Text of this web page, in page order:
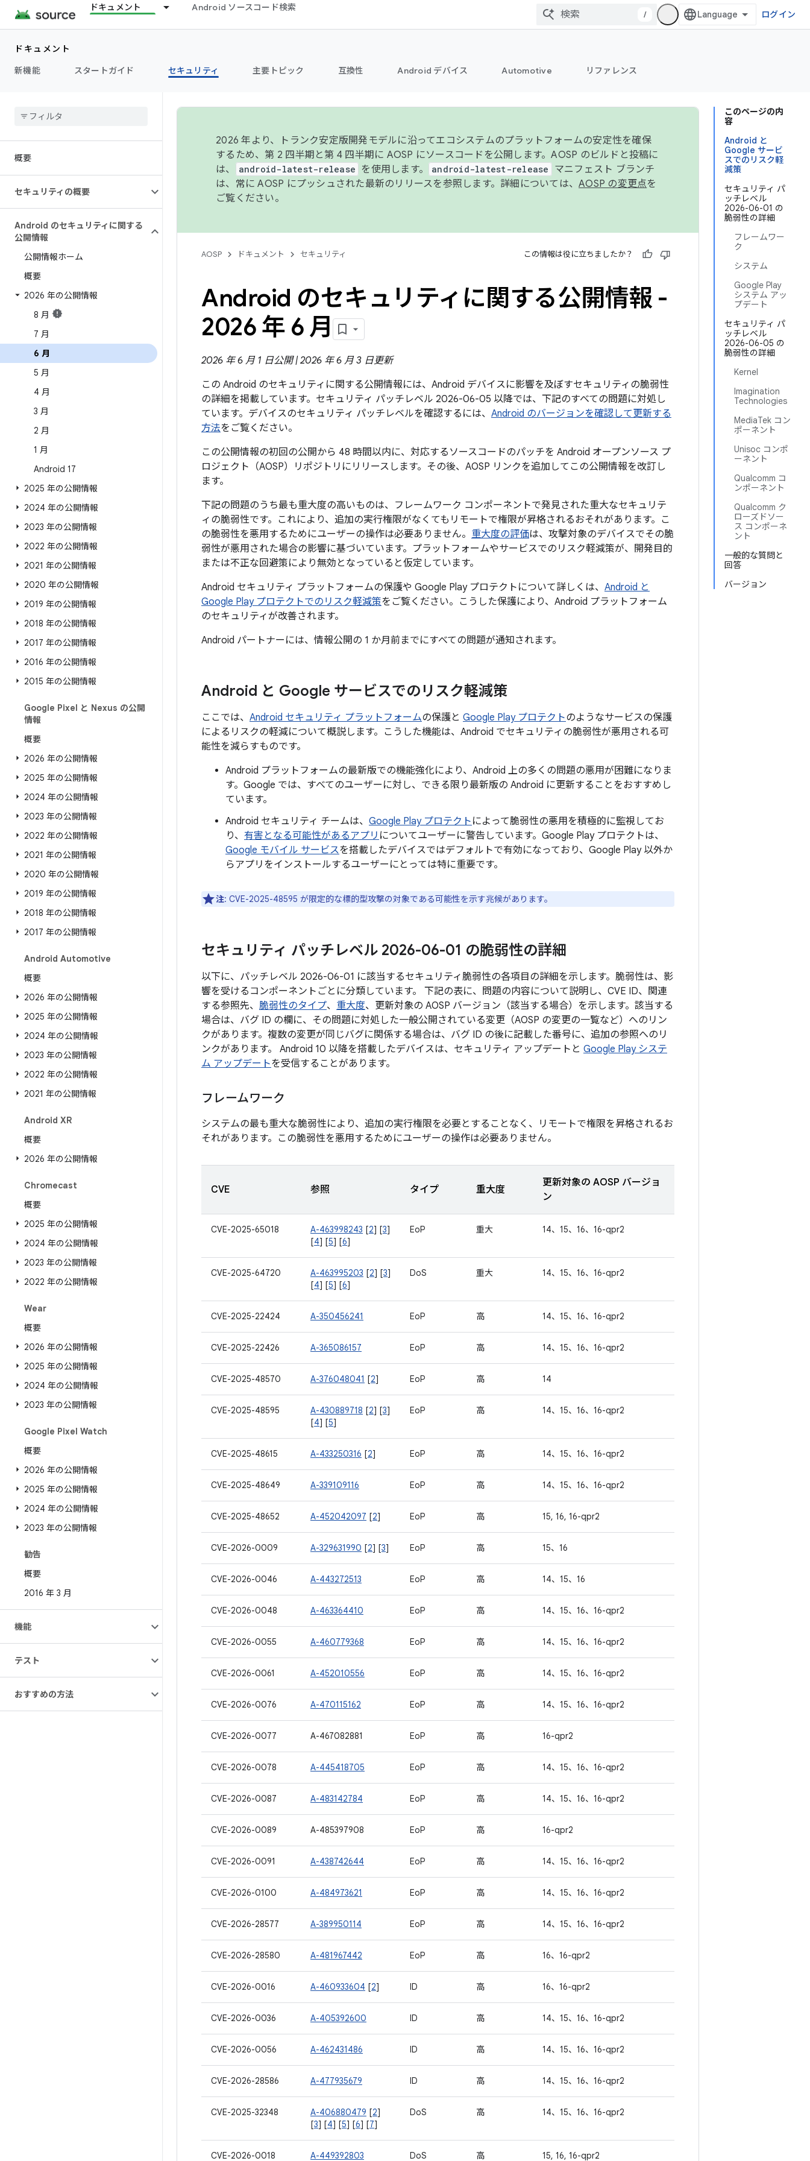
ドキュメント Android ソースコード検索
/ ログイン
ドキュメント
新機能
スタートガイド セキュリティ 主要トピック 互換性 Android デバイス Automotive リファレンス
概要
セキュリティの概要
Android のセキュリティに関する
公開情報
公開情報ホーム
概要
2026 年の公開情報
8 月
7 月
6 月
5 月
4 月
3 月
2 月
1 月
Android 17
2025 年の公開情報
2024 年の公開情報
2023 年の公開情報
2022 年の公開情報
2021 年の公開情報
2020 年の公開情報
2019 年の公開情報
2018 年の公開情報
2017 年の公開情報
2016 年の公開情報
2015 年の公開情報
Google Pixel と Nexus の公開
情報
概要
2026 年の公開情報
2025 年の公開情報
2024 年の公開情報
2023 年の公開情報
2022 年の公開情報
2021 年の公開情報
2020 年の公開情報
2019 年の公開情報
2018 年の公開情報
2017 年の公開情報
Android Automotive
概要
2026 年の公開情報
2025 年の公開情報
2024 年の公開情報
2023 年の公開情報
2022 年の公開情報
2021 年の公開情報
Android XR
概要
2026 年の公開情報
Chromecast
概要
2025 年の公開情報
2024 年の公開情報
2023 年の公開情報
2022 年の公開情報
Wear
概要
2026 年の公開情報
2025 年の公開情報
2024 年の公開情報
2023 年の公開情報
Google Pixel Watch
概要
2026 年の公開情報
2025 年の公開情報
2024 年の公開情報
2023 年の公開情報
勧告
概要
2016 年 3 月
機能
テスト
おすすめの方法
このページの内
容
Android と
Google サービ
スでのリスク軽
減策
セキュリティ パ
ッチレベル
2026-06-01 の
脆弱性の詳細
フレームワー
ク
システム
Google Play
システム アッ
プデート
セキュリティ パ
ッチレベル
2026-06-05 の
脆弱性の詳細
Kernel
Imagination
Technologies
MediaTek コン
ポーネント
Unisoc コンポ
ーネント
Qualcomm コ
ンポーネント
Qualcomm ク
ローズドソー
ス コンポーネ
ント
一般的な質問と
回答
バージョン
2026 年より、トランク安定版開発モデルに沿ってエコシステムのプラットフォームの安定性を確保
するため、第 2 四半期と第 4 四半期に AOSP にソースコードを公開します。AOSP のビルドと投稿に
は、
android-latest-release を使用します。 android-latest-release
マニフェスト ブランチ
は、常に AOSP にプッシュされた最新のリリースを参照します。詳細については、 AOSP の変更点を
ご覧ください。
AOSP ドキュメント セキュリティ この情報は役に立ちましたか？
Android のセキュリティに関する公開情報 -
2026 年 6 月
2026 年 6 月 1 日公開 | 2026 年 6 月 3 日更新
この Android のセキュリティに関する公開情報には、Android デバイスに影響を及ぼすセキュリティの脆弱性
の詳細を掲載しています。セキュリティ パッチレベル 2026-06-05 以降では、下記のすべての問題に対処し
ています。デバイスのセキュリティ パッチレベルを確認するには、 Android のバージョンを確認して更新する
方法をご覧ください。
この公開情報の初回の公開から 48 時間以内に、対応するソースコードのパッチを Android オープンソース プ
ロジェクト（AOSP）リポジトリにリリースします。その後、AOSP リンクを追加してこの公開情報を改訂し
ます。
下記の問題のうち最も重大度の高いものは、フレームワーク コンポーネントで発見された重大なセキュリテ
ィの脆弱性です。これにより、追加の実行権限がなくてもリモートで権限が昇格されるおそれがあります。こ
の脆弱性を悪用するためにユーザーの操作は必要ありません。 重大度の評価は、攻撃対象のデバイスでその脆
弱性が悪用された場合の影響に基づいています。プラットフォームやサービスでのリスク軽減策が、開発目的
または不正な回避策により無効となっていると仮定しています。
Android セキュリティ プラットフォームの保護や Google Play プロテクトについて詳しくは、 Android と
Google Play プロテクトでのリスク軽減策をご覧ください。こうした保護により、Android プラットフォーム
のセキュリティが改善されます。
Android パートナーには、情報公開の 1 か月前までにすべての問題が通知されます。
Android と Google サービスでのリスク軽減策
ここでは、 Android セキュリティ プラットフォームの保護と Google Play プロテクトのようなサービスの保護
によるリスクの軽減について概説します。こうした機能は、Android でセキュリティの脆弱性が悪用される可
能性を減らすものです。
Android プラットフォームの最新版での機能強化により、Android 上の多くの問題の悪用が困難になりま
す。Google では、すべてのユーザーに対し、できる限り最新版の Android に更新することをおすすめし
ています。
Android セキュリティ チームは、 Google Play プロテクト によって脆弱性の悪用を積極的に監視してお
り、 有害となる可能性があるアプリ についてユーザーに警告しています。Google Play プロテクトは、
Google モバイル サービスを搭載したデバイスではデフォルトで有効になっており、Google Play 以外か
らアプリをインストールするユーザーにとっては特に重要です。
注: CVE-2025-48595 が限定的な標的型攻撃の対象である可能性を示す兆候があります。
セキュリティ パッチレベル 2026-06-01 の脆弱性の詳細
以下に、パッチレベル 2026-06-01 に該当するセキュリティ脆弱性の各項目の詳細を示します。脆弱性は、影
響を受けるコンポーネントごとに分類しています。 下記の表に、問題の内容について説明し、CVE ID、関連
する参照先、 脆弱性のタイプ、 重大度、更新対象の AOSP バージョン（該当する場合）を示します。該当する
場合は、バグ ID の欄に、その問題に対処した一般公開されている変更（AOSP の変更の一覧など）へのリン
クがあります。複数の変更が同じバグに関係する場合は、バグ ID の後に記載した番号に、追加の参照へのリ
ンクがあります。 Android 10 以降を搭載したデバイスは、セキュリティ アップデートと Google Play システ
ム アップデートを受信することがあります。
フレームワーク
システムの最も重大な脆弱性により、追加の実行権限を必要とすることなく、リモートで権限を昇格されるお
それがあります。この脆弱性を悪用するためにユーザーの操作は必要ありません。
CVE 参照 タイプ 重大度
更新対象の AOSP バージョ
ン
CVE-2025-65018 A-463998243 [2] [3]
[4] [5] [6]
EoP 重大 14、15、16、16-qpr2
CVE-2025-64720 A-463995203 [2] [3]
[4] [5] [6]
DoS 重大 14、15、16、16-qpr2
CVE-2025-22424 A-350456241 EoP 高 14、15、16、16-qpr2
CVE-2025-22426 A-365086157 EoP 高 14、15、16、16-qpr2
CVE-2025-48570 A-376048041 [2] EoP 高 14
CVE-2025-48595 A-430889718 [2] [3]
[4] [5]
EoP 高 14、15、16、16-qpr2
CVE-2025-48615 A-433250316 [2] EoP 高 14、15、16、16-qpr2
CVE-2025-48649 A-339109116 EoP 高 14、15、16、16-qpr2
CVE-2025-48652 A-452042097 [2] EoP 高 15, 16, 16-qpr2
CVE-2026-0009 A-329631990 [2] [3] EoP 高 15、16
CVE-2026-0046 A-443272513 EoP 高 14、15、16
CVE-2026-0048 A-463364410 EoP 高 14、15、16、16-qpr2
CVE-2026-0055 A-460779368 EoP 高 14、15、16、16-qpr2
CVE-2026-0061 A-452010556 EoP 高 14、15、16、16-qpr2
CVE-2026-0076 A-470115162 EoP 高 14、15、16、16-qpr2
CVE-2026-0077 A-467082881 EoP 高 16-qpr2
CVE-2026-0078 A-445418705 EoP 高 14、15、16、16-qpr2
CVE-2026-0087 A-483142784 EoP 高 14、15、16、16-qpr2
CVE-2026-0089 A-485397908 EoP 高 16-qpr2
CVE-2026-0091 A-438742644 EoP 高 14、15、16、16-qpr2
CVE-2026-0100 A-484973621 EoP 高 14、15、16、16-qpr2
CVE-2026-28577 A-389950114 EoP 高 14、15、16、16-qpr2
CVE-2026-28580 A-481967442 EoP 高 16、16-qpr2
CVE-2026-0016 A-460933604 [2] ID 高 16、16-qpr2
CVE-2026-0036 A-405392600 ID 高 14、15、16、16-qpr2
CVE-2026-0056 A-462431486 ID 高 14、15、16、16-qpr2
CVE-2026-28586 A-477935679 ID 高 14、15、16、16-qpr2
CVE-2025-32348 A-406880479 [2]
[3] [4] [5] [6] [7]
DoS 高 14、15、16、16-qpr2
CVE-2026-0018 A-449392803 DoS 高 15, 16, 16-qpr2